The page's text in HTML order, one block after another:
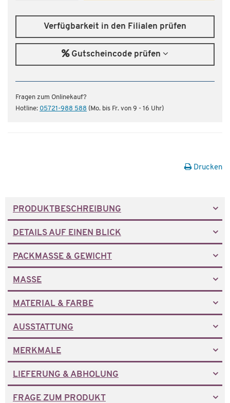
Verfügbarkeit in den Filialen prüfen
Gutscheincode prüfen
Fragen zum Onlinekauf?
Hotline: 05721-988 588 (Mo. bis Fr. von 9 - 16 Uhr)
Drucken
PRODUKTBESCHREIBUNG
DETAILS AUF EINEN BLICK
PACKMASSE & GEWICHT
MASSE
MATERIAL & FARBE
AUSSTATTUNG
MERKMALE
LIEFERUNG & ABHOLUNG
FRAGE ZUM PRODUKT